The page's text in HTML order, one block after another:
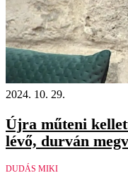
2024. 10. 29.
Újra műteni
lévő, durván
DUDÁS MIKI